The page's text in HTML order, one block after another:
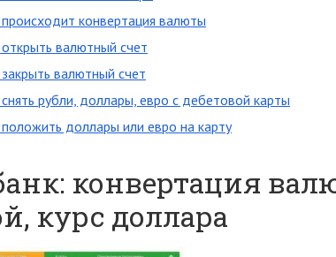
конвертация валюты
валютный счет
валютный счет
рубли, доллары, евро с дебетовой карты
доллары или евро на карту
конвертация
курс доллара